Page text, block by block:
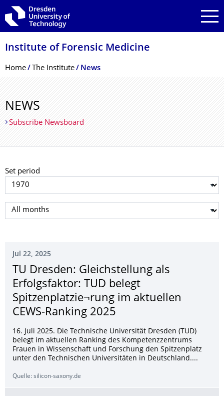
Skip to main navigation
Skip to search
Skip to content
Institute of Forensic Medicine
Breadcrumb Menu
Home The Institute News
NEWS
Subscribe Newsboard
Set period
Select year
Select month
Jul 22, 2025
TU Dresden: Gleichstellung als
Erfolgsfaktor: TUD belegt
Spitzenplatzie¬rung im aktuellen
CEWS-Ranking 2025
16. Juli 2025. Die Technische Universität Dresden (TUD)
belegt im aktuellen Ranking des Kompetenzzentrums
Frauen in Wissenschaft und Forschung den Spitzenplatz
unter den Technischen Universitäten in Deutschland....
Quelle: silicon-saxony.de